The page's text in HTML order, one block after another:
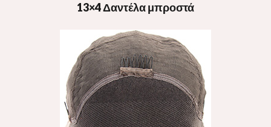
13×4 Δαντέλα μπροστά